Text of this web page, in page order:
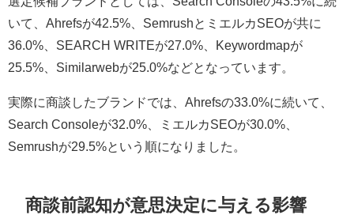
いて、Ahrefsが42.5%、SemrushとミエルカSEOが共に
36.0%、SEARCH WRITEが27.0%、Keywordmapが
25.5%、Similarwebが25.0%などとなっています。
実際に商談したブランドでは、Ahrefsの33.0%に続いて、
Search Consoleが32.0%、ミエルカSEOが30.0%、
Semrushが29.5%という順になりました。
商談前認知が意思決定に与える影響